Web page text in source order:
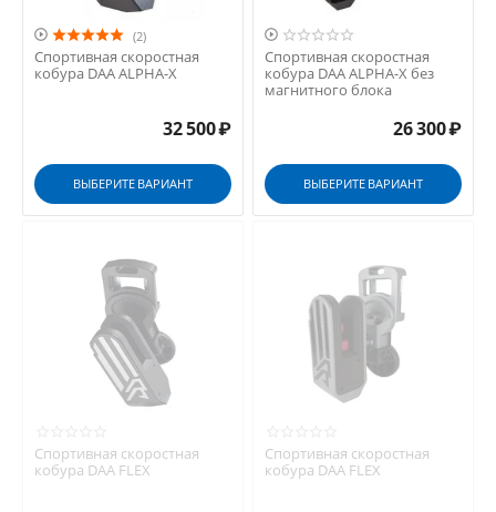
 (2)
Спортивная скоростная
кобура DAA ALPHA-X
32 500₽
ВЫБЕРИТЕ ВАРИАНТ

Спортивная скоростная
кобура DAA ALPHA-X без
магнитного блока
26 300₽
ВЫБЕРИТЕ ВАРИАНТ
Спортивная скоростная
кобура DAA FLEX
Спортивная скоростная
кобура DAA FLEX